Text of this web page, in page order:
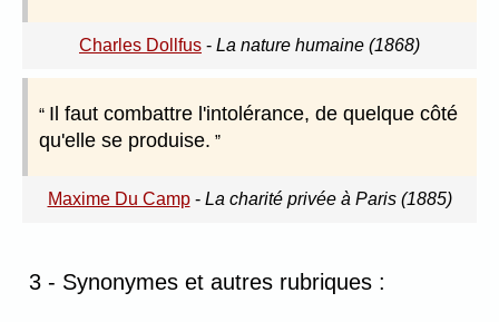
Charles Dollfus - La nature humaine (1868)
Il faut combattre l'intolérance, de quelque côté
qu'elle se produise.
Maxime Du Camp- La charité privée à Paris (1885)
3 - Synonymes et autres rubriques :